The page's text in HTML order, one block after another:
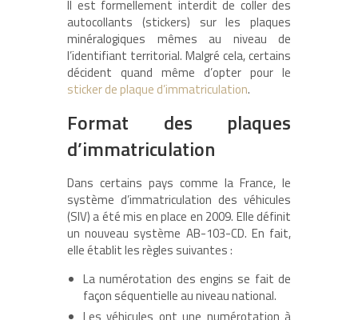
Il est formellement interdit de coller des
autocollants (stickers) sur les plaques
minéralogiques mêmes au niveau de
l’identifiant territorial. Malgré cela, certains
décident quand même d’opter pour le
sticker de plaque d’immatriculation.
Format des plaques
d’immatriculation
Dans certains pays comme la France, le
système d’immatriculation des véhicules
(SIV) a été mis en place en 2009. Elle définit
un nouveau système AB-103-CD. En fait,
elle établit les règles suivantes :
La numérotation des engins se fait de
façon séquentielle au niveau national.
Les véhicules ont une numérotation à